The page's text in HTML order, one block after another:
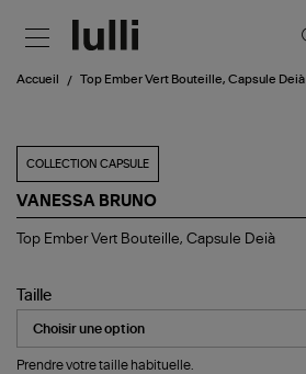
Accueil Top Ember Vert Bouteille, Capsule Deià
COLLECTION CAPSULE
VANESSA BRUNO
Top
Bouteille,
Capsule
Deià
Top Ember Vert Bouteille, Capsule Deià
Taille
Prendre votre taille habituelle.